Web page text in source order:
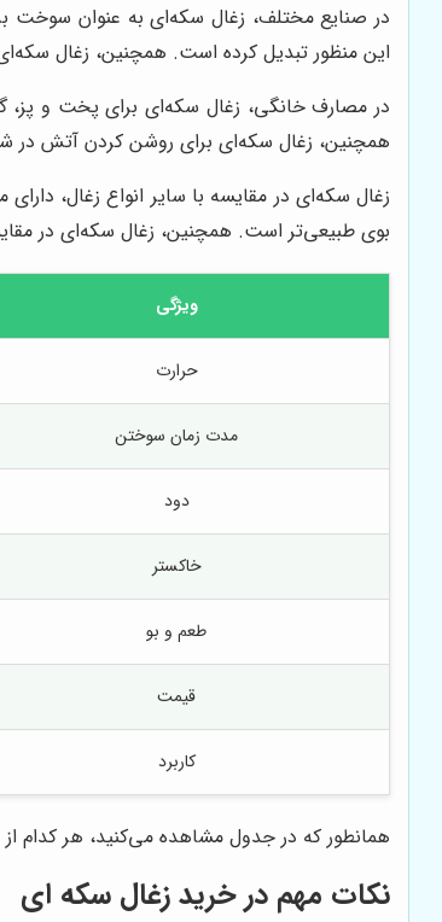
در صنایع مختلف، زغال سکه‌ای به عنوان سوخت
این منظور تبدیل کرده است. همچنین، زغال
در مصارف خانگی، زغال سکه‌ای برای پخت و پز،
همچنین، زغال سکه‌ای برای روشن کردن آتش در
زغال سکه‌ای در مقایسه با سایر انواع زغال،
بوی طبیعی‌تر است. همچنین، زغال سکه‌ای در
ویژگی
حرارت
مدت زمان سوختن
دود
خاکستر
طعم و بو
قیمت
کاربرد
همانطور که در جدول مشاهده می‌کنید، هر کدام
نکات مهم در خرید زغال سکه ای